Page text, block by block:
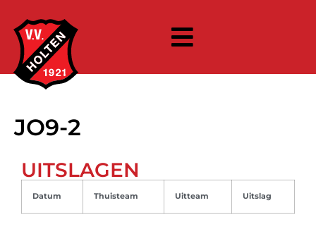
JO9-2
UITSLAGEN
Datum Thuisteam Uitteam Uitslag